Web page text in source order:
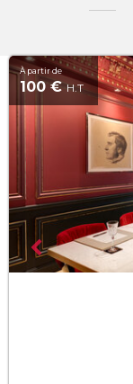
À partir de
100 €H.T